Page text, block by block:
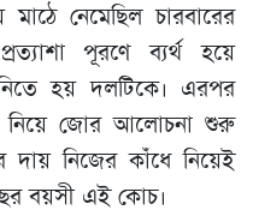
মাঠে নেমেছিল চারবারের
প্রত্যাশা পূরণে ব্যর্থ হয়ে
হয় দলটিকে। এরপর
নিয়ে জোর আলোচনা শুরু
দায় নিজের কাঁধে নিয়েই
বয়সী এই কোচ।